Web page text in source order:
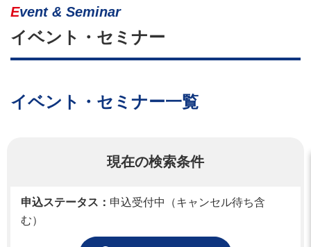
Event & Seminar
イベント・セミナー
イベント・セミナー一覧
現在の検索条件
申込ステータス： 申込受付中（キャンセル待ち含
む）